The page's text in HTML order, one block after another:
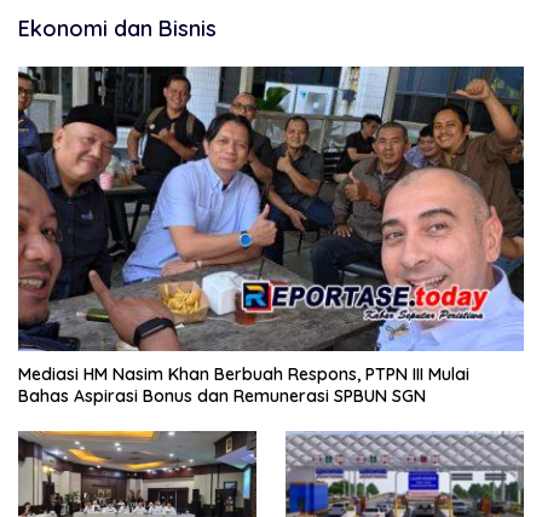
Ekonomi dan Bisnis
Mediasi HM Nasim Khan Berbuah Respons, PTPN III Mulai
Bahas Aspirasi Bonus dan Remunerasi SPBUN SGN